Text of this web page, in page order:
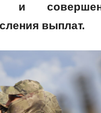
и
выплат.